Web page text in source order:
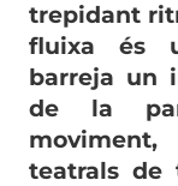
trepidant
fluixa és
barreja un
de la
teatrals de